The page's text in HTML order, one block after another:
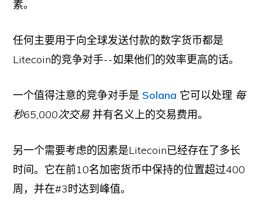
素。
任何主要用于向全球发送付款的数字货币都是
Litecoin的竞争对手--如果他们的效率更高的话。
一个值得注意的竞争对手是 Solana 它可以处理 每
秒65,000次交易并有名义上的交易费用。
另一个需要考虑的因素是Litecoin已经存在了多长
时间。它在前10名加密货币中保持的位置超过400
周，并在#3时达到峰值。